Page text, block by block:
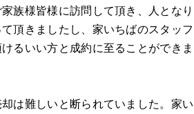
族様皆様に訪問して頂き、人となり
頂きましたし、家いちばのスタッフ
るいい方と成約に至ることができま
は難しいと断られていました。家い